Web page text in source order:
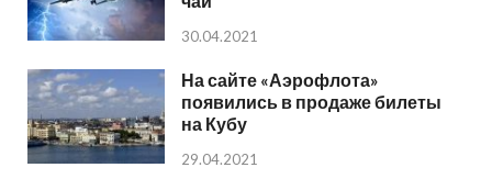
30.04.2021
На сайте «Аэрофлота»
появились в продаже билеты
на Кубу
29.04.2021